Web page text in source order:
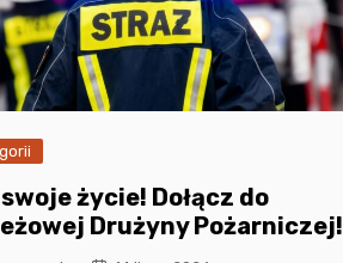
życie! Dołącz do
Drużyny Pożarniczej!